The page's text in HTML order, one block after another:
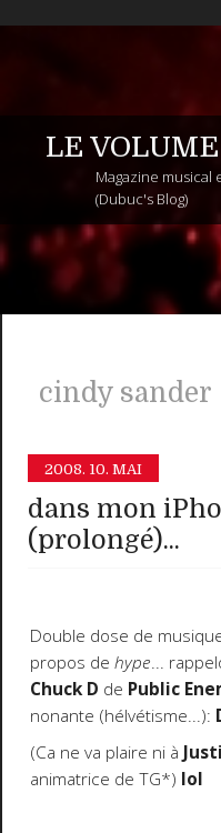
LE VOLUME
Magazine musical
(Dubuc's Blog)
cindy sander
2008. 10. MAI
dans mon
(prolongé)...
Double dose de
propos de hype...
Chuck D de Public
nonante (hélvétisme...):
(Ca ne va plaire ni à
animatrice de TG*) lol